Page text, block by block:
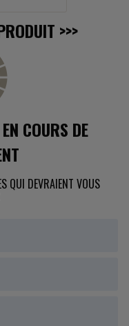
>>>
COURS DE
QUI DEVRAIENT VOUS